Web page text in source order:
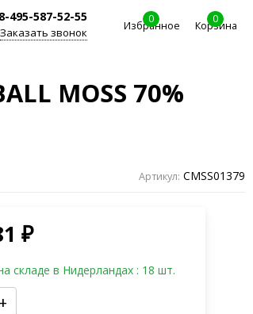
8-495-587-52-55
Заказать звонок
0
Избранное
0
Корзина
MOSS 70%
Артикул: CMSS01379
₽
складе в Нидерландах : 18 шт.
+